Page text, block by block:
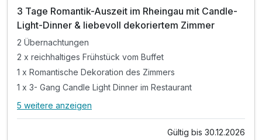
3 Tage Romantik-Auszeit im Rheingau mit Candle-
Light-Dinner & liebevoll dekoriertem Zimmer
2 Übernachtungen
2 x reichhaltiges Frühstück vom Buffet
1 x Romantische Dekoration des Zimmers
1 x 3- Gang Candle Light Dinner im Restaurant
Alle Inklusivleistungen
5 weitere anzeigen
Gültig bis 30.12.2026